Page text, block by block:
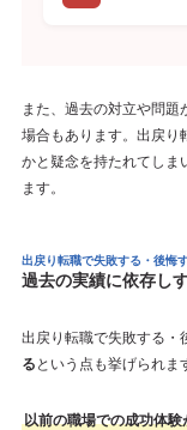
また、過去の対立や問
場合もあります。出戻り
かと疑念を持たれてしま
ます。
出戻り転職で失敗する・後悔
過去の実績に依存し
出戻り転職で失敗する・
る という点も挙げられま
以前の職場での成功体